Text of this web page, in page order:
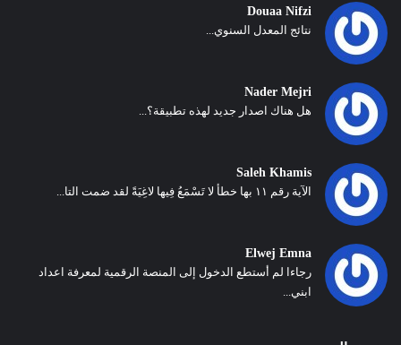
Douaa Nifzi
نتائج المعدل السنوي...
Nader Mejri
هل هناك اصدار جديد لهذه تطبيقة؟...
Saleh Khamis
الآية رقم ١١ بها خطأ لا تَسْمَعُ فِيها لاغِيَةً لقد ضمت التا...
Elwej Emna
رجاءا لم أستطع الدخول إلى المنصة الرقمية لمعرفة اعداد
ابني...